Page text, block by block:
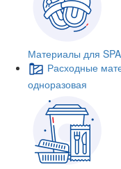
Материалы для
Расходные
одноразовая